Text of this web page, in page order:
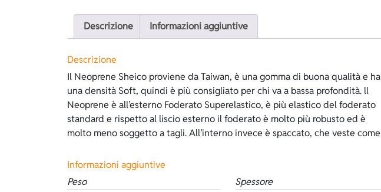
Descrizione Informazioni aggiuntive
Descrizione
Il Neoprene Sheico proviene da Taiwan, è una gomma di buona qualità e ha
una densità Soft, quindi è più consigliato per chi va a bassa profondità. ll
Neoprene è all’esterno Foderato Superelastico, è più elastico del foderato
standard e rispetto al liscio esterno il foderato è molto più robusto ed è
molto meno soggetto a tagli. All’interno invece è spaccato, che veste come
una seconda pelle, garantisce una grande aderenza al corpo e ha un’ottima
tenuta termica però, lo spaccato rende la muta più delicata a differenza del
foderato interno e per indossarlo occorre usare sempre dei lubrificanti. Il
foderato è di colore verde salvia ed è disponibile negli spessori: 3, 5 e 7
Informazioni aggiuntive
Peso
Spessore